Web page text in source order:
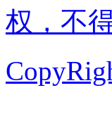
权，不